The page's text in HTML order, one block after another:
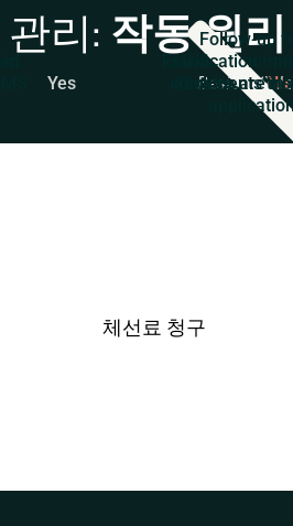
리: 작동 원
Basis AIS
Yes No
Follow-up
upon Vessel's
All docs are in
Follow-up
clarification /
documents
application
체선료 청구